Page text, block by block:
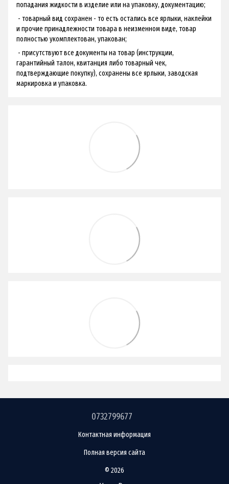
попадания жидкости в изделие или на упаковку, документацию;
- товарный вид сохранен - ​​то есть остались все ярлыки, наклейки
и прочие принадлежности товара в неизменном виде, товар
полностью укомплектован, упакован;
- присутствуют все документы на товар (инструкции,
гарантийный талон, квитанция либо товарный чек,
подтверждающие покупку), сохранены все ярлыки, заводская
маркировка и упаковка.
0732799677
Контактная информация
Полная версия сайта
© 2026